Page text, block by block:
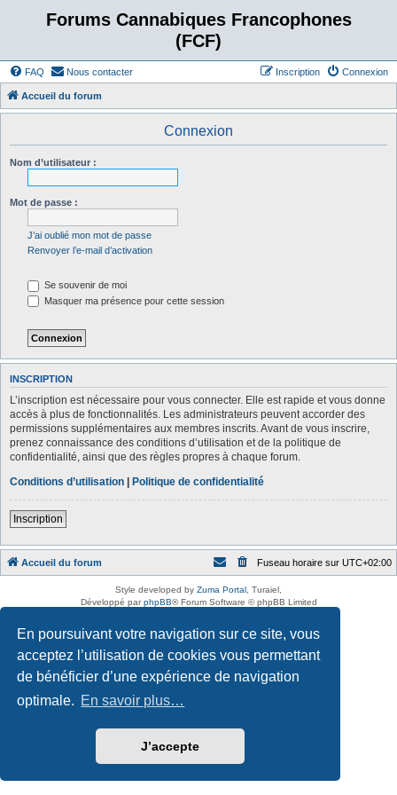
En poursuivant votre navigation sur ce site, vous
acceptez l’utilisation de cookies vous permettant
de bénéficier d’une expérience de navigation
optimale. En savoir plus…
J’accepte
Forums Cannabiques Francophones
(FCF)
FAQ Nous contacter Connexion
Inscription
Accueil du forum
Connexion
Nom d’utilisateur :
Mot de passe :
J’ai oublié mon mot de passe
Renvoyer l’e-mail d’activation
Se souvenir de moi
Masquer ma présence pour cette session
INSCRIPTION
L’inscription est nécessaire pour vous connecter. Elle est rapide et vous donne
accès à plus de fonctionnalités. Les administrateurs peuvent accorder des
permissions supplémentaires aux membres inscrits. Avant de vous inscrire,
prenez connaissance des conditions d’utilisation et de la politique de
confidentialité, ainsi que des règles propres à chaque forum.
Conditions d’utilisation | Politique de confidentialité
Inscription
Accueil du forum Fuseau horaire sur UTC+02:00
Style developed by Zuma Portal , Turaiel,
Développé parphpBB® Forum Software © phpBB Limited
Confidentialité|Conditions